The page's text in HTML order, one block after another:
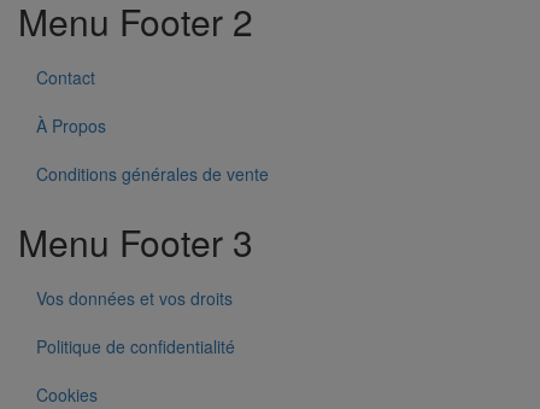
Menu Footer 2
Contact
À Propos
Conditions générales de vente
Menu Footer 3
Vos données et vos droits
Politique de confidentialité
Cookies